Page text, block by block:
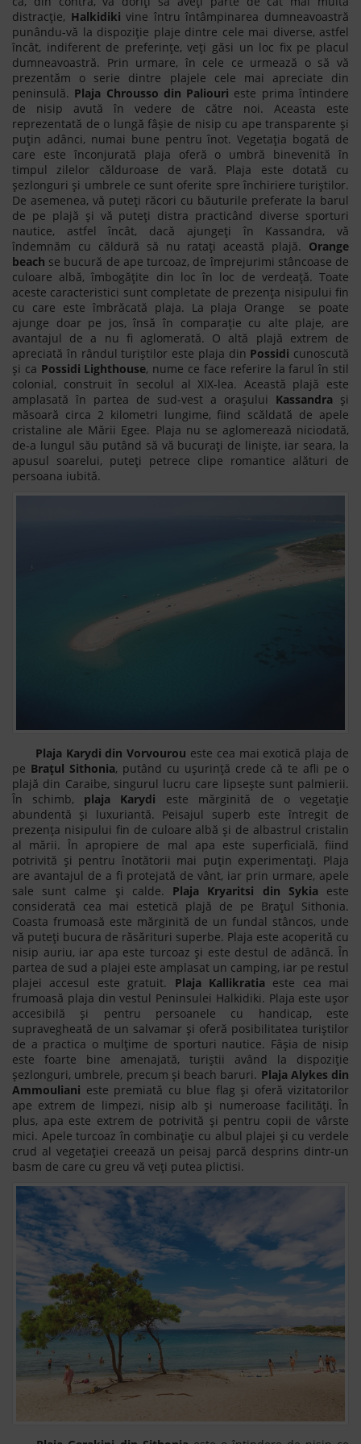
distracție, Halkidiki vine întru întâmpinarea dumneavoastră
punându-vă la dispoziție plaje dintre cele mai diverse, astfel
încât, indiferent de preferințe, veți găsi un loc fix pe placul
dumneavoastră. Prin urmare, în cele ce urmează o să vă
prezentăm o serie dintre plajele cele mai apreciate din
peninsulă. Plaja Chrousso din Paliouri este prima întindere
de nisip avută în vedere de către noi. Aceasta este
reprezentată de o lungă fâșie de nisip cu ape transparente și
puțin adânci, numai bune pentru înot. Vegetația bogată de
care este înconjurată plaja oferă o umbră binevenită în
timpul zilelor călduroase de vară. Plaja este dotată cu
șezlonguri și umbrele ce sunt oferite spre închiriere turiștilor.
De asemenea, vă puteți răcori cu băuturile preferate la barul
de pe plajă și vă puteți distra practicând diverse sporturi
nautice, astfel încât, dacă ajungeți în Kassandra, vă
îndemnăm cu căldură să nu ratați această plajă. Orange
beach se bucură de ape turcoaz, de împrejurimi stâncoase de
culoare albă, îmbogățite din loc în loc de verdeață. Toate
aceste caracteristici sunt completate de prezența nisipului fin
cu care este îmbrăcată plaja. La plaja Orange se poate
ajunge doar pe jos, însă în comparație cu alte plaje, are
avantajul de a nu fi aglomerată. O altă plajă extrem de
apreciată în rândul turiștilor este plaja din Possidi cunoscută
și ca Possidi Lighthouse, nume ce face referire la farul în stil
colonial, construit în secolul al XIX-lea. Această plajă este
amplasată în partea de sud-vest a orașului Kassandra și
măsoară circa 2 kilometri lungime, fiind scăldată de apele
cristaline ale Mării Egee. Plaja nu se aglomerează niciodată,
de-a lungul său putând să vă bucurați de liniște, iar seara, la
apusul soarelui, puteți petrece clipe romantice alături de
persoana iubită.
Plaja Karydi din Vorvourou este cea mai exotică plaja de
pe Brațul Sithonia, putând cu ușurință crede că te afli pe o
plajă din Caraibe, singurul lucru care lipsește sunt palmierii.
În schimb, plaja Karydi este mărginită de o vegetație
abundentă și luxuriantă. Peisajul superb este întregit de
prezența nisipului fin de culoare albă și de albastrul cristalin
al mării. În apropiere de mal apa este superficială, fiind
potrivită și pentru înotătorii mai puțin experimentați. Plaja
are avantajul de a fi protejată de vânt, iar prin urmare, apele
sale sunt calme și calde. Plaja Kryaritsi din Sykiaeste
considerată cea mai estetică plajă de pe Brațul Sithonia.
Coasta frumoasă este mărginită de un fundal stâncos, unde
vă puteți bucura de răsărituri superbe. Plaja este acoperită cu
nisip auriu, iar apa este turcoaz și este destul de adâncă. În
partea de sud a plajei este amplasat un camping, iar pe restul
plajei accesul este gratuit. Plaja Kallikratiaeste cea mai
frumoasă plaja din vestul Peninsulei Halkidiki. Plaja este ușor
accesibilă și pentru persoanele cu handicap, este
supravegheată de un salvamar și oferă posibilitatea turiștilor
de a practica o mulțime de sporturi nautice. Fâșia de nisip
este foarte bine amenajată, turiștii având la dispoziție
șezlonguri, umbrele, precum și beach baruri. Plaja Alykes din
Ammouliani este premiată cu blue flag și oferă vizitatorilor
ape extrem de limpezi, nisip alb și numeroase facilități. În
plus, apa este extrem de potrivită și pentru copii de vârste
mici. Apele turcoaz în combinație cu albul plajei și cu verdele
crud al vegetației creează un peisaj parcă desprins dintr-un
basm de care cu greu vă veți putea plictisi.